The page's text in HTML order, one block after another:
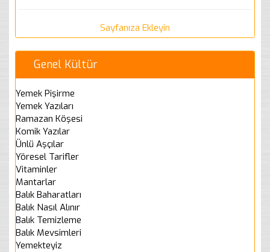
Sayfanıza Ekleyin
Genel Kültür
Yemek Pişirme
Yemek Yazıları
Ramazan Köşesi
Komik Yazılar
Ünlü Aşçılar
Yöresel Tarifler
Vitaminler
Mantarlar
Balık Baharatları
Balık Nasıl Alınır
Balık Temizleme
Balık Mevsimleri
Yemekteyiz